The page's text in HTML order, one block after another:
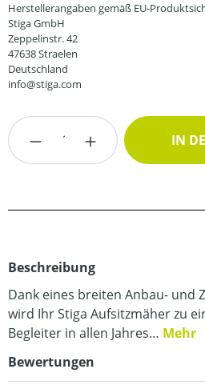
Herstellerangaben gemäß EU-
Stiga GmbH
Zeppelinstr. 42
47638 Straelen
Deutschland
info@stiga.com
Produkt Anzahl: Gib
IN
Beschreibung
Dank eines breiten Anbau- und
wird Ihr Stiga Aufsitzmäher zu
Begleiter in allen Jahres… Mehr
Bewertungen